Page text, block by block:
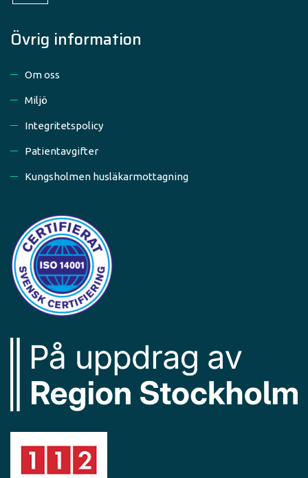
Övrig information
Om oss
Miljö
Integritetspolicy
Patientavgifter
Kungsholmen husläkarmottagning